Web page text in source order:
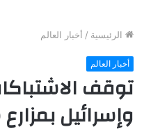
الرئيسية / أخبار العالم
أخبار العالم
توقف
وإسرائيل